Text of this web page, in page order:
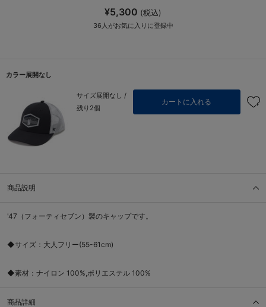
¥5,300 (税込)
36 人がお気に入りに登録中
カラー展開なし
サイズ展開なし /
残り2個
カートに入れる
商品説明
'47（フォーティセブン）製のキャップです。
◆サイズ：大人フリー(55-61cm)
◆素材：ナイロン 100%,ポリエステル 100%
商品詳細